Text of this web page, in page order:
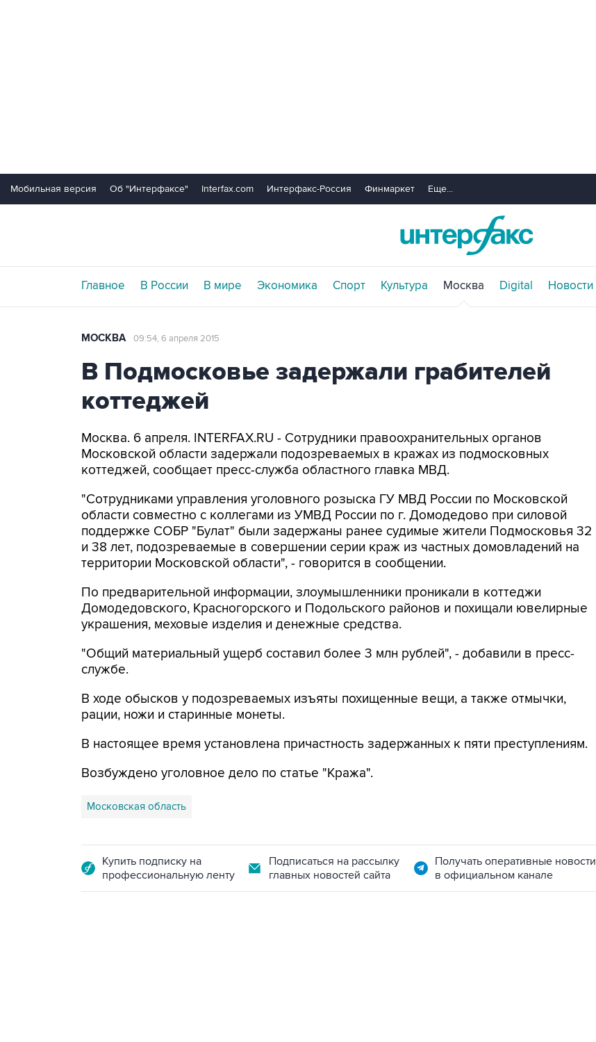
Мобильная версия Об "Интерфаксе" Interfax.com Интерфакс-Россия Финмаркет Еще...
Главное В России В мире Экономика Спорт Культура Москва Digital Новости
МОСКВА 09:54, 6 апреля 2015
В Подмосковье задержали грабителей
коттеджей
Москва. 6 апреля. INTERFAX.RU - Сотрудники правоохранительных органов
Московской области задержали подозреваемых в кражах из подмосковных
коттеджей, сообщает пресс-служба областного главка МВД.
"Сотрудниками управления уголовного розыска ГУ МВД России по Московской
области совместно с коллегами из УМВД России по г. Домодедово при силовой
поддержке СОБР "Булат" были задержаны ранее судимые жители Подмосковья 32
и 38 лет, подозреваемые в совершении серии краж из частных домовладений на
территории Московской области", - говорится в сообщении.
По предварительной информации, злоумышленники проникали в коттеджи
Домодедовского, Красногорского и Подольского районов и похищали ювелирные
украшения, меховые изделия и денежные средства.
"Общий материальный ущерб составил более 3 млн рублей", - добавили в пресс-
службе.
В ходе обысков у подозреваемых изъяты похищенные вещи, а также отмычки,
рации, ножи и старинные монеты.
В настоящее время установлена причастность задержанных к пяти преступлениям.
Возбуждено уголовное дело по статье "Кража".
Московская область
Купить подписку на
профессиональную ленту
Подписаться на рассылку
главных новостей сайта
Получать оперативные новости
в официальном канале